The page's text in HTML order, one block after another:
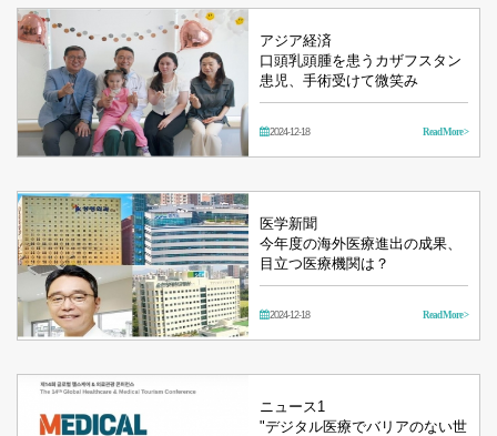
アジア経済
口頭乳頭腫を患うカザフスタン
患児、手術受けて微笑み
2024-12-18 Read More >
医学新聞
今年度の海外医療進出の成果、
目立つ医療機関は？
2024-12-18 Read More >
ニュース1
"デジタル医療でバリアのない世